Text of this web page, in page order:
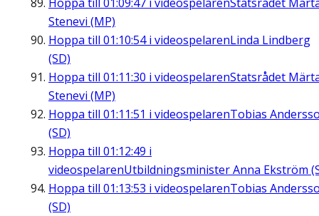
Stenevi (MP)
Hoppa till 01:10:54i videospelarenLinda Lindberg
(SD)
Hoppa till 01:11:30 i videospelarenStatsrådet
Stenevi (MP)
Hoppa till 01:11:51 i videospelarenTobias
(SD)
Hoppa till 01:12:49 i
videospelarenUtbildningsminister Anna Ekström
Hoppa till 01:13:53 i videospelarenTobias
(SD)